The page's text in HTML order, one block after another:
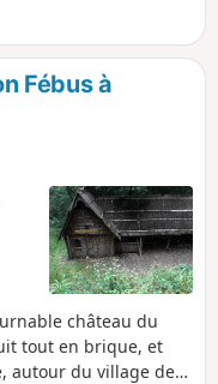
bien pour la
ou 3h.La
faire quelques
chacune.
Fébus à
château du
tout en brique, et
autour du village de